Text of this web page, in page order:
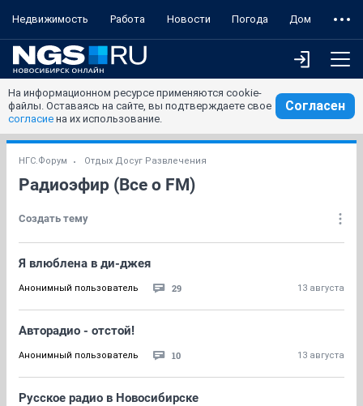
Недвижимость Работа Новости Погода Дом
На информационном ресурсе применяются cookie-
файлы. Оставаясь на сайте, вы подтверждаете свое
согласие на их использование.
Согласен
НГС.Форум Отдых Досуг Развлечения
Радиоэфир (Все о FM)
Создать тему
Я влюблена в ди-джея
Анонимный пользователь 29 13 августа
Авторадио - отстой!
Анонимный пользователь 10 13 августа
Русское радио в Новосибирске